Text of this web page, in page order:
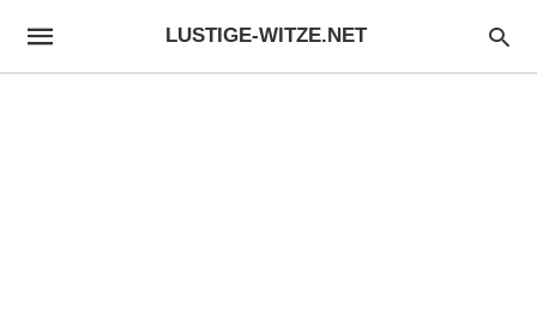
LUSTIGE-WITZE.NET